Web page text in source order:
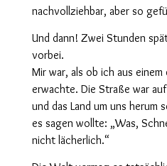
nachvollziehbar, aber so
Und dann! Zwei Stunden
vorbei.
Mir war, als ob ich aus
erwachte. Die Straße war
und das Land um uns herum
es sagen wollte: „Was,
nicht lächerlich.“